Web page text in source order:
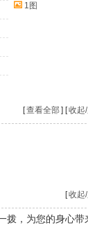
1图
[查看全部] [收起
[收起
拨，为您的身心带